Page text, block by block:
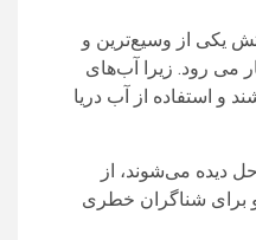
یکی از وسیع‌ترین و
می رود. زیرا آب‌های
و استفاده از آب دریا
دیده می‌شوند، از
برای شناگران خطری